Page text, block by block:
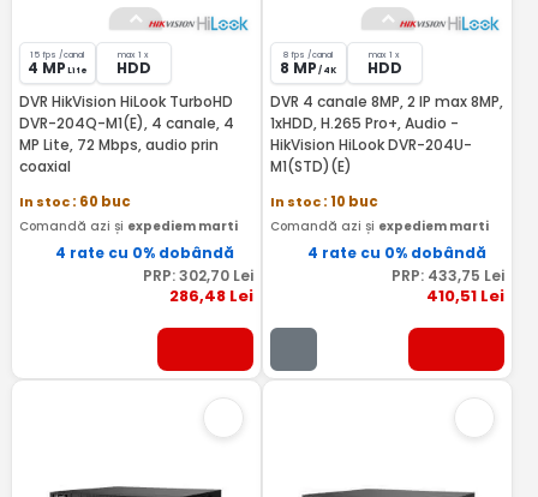
15 fps /canal
4 MP Lite
max 1 x
HDD
DVR HikVision HiLook TurboHD
DVR-204Q-M1(E), 4 canale, 4
MP Lite, 72 Mbps, audio prin
coaxial
In stoc: 60 buc
Comandă azi și expediem marti
4 rate cu 0% dobândă
PRP:302,70Lei
286,48Lei
8 fps /canal
8 MP / 4K
max 1 x
HDD
DVR 4 canale 8MP, 2 IP max 8MP,
1xHDD, H.265 Pro+, Audio -
HikVision HiLook DVR-204U-
M1(STD)(E)
In stoc: 10 buc
Comandă azi și expediem marti
4 rate cu 0% dobândă
PRP: 433,75 Lei
410,51 Lei